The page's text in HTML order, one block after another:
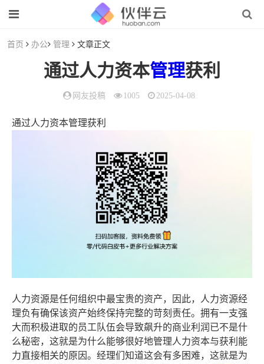
首页 办公 管理 文章正文
通过人力资本管理获利
网友投稿 1005 2025-04-08
通过人力资本管理获利
人力资源是任何组织中最宝贵的资产，因此，人力资源经
理负有确保该资产始终保持完整的苛刻责任。拥有一支强
大而积极进取的员工队伍会导致飙升的商业利润已不是什
么秘密，这就是为什么能够很好地管理人力资本与获利能
力直接相关的原因。经理们知道这会有多困难，这就是为